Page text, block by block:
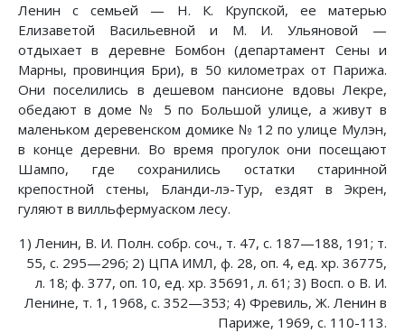
Ленин с семьей — Н. К. Крупской, ее матерью
Елизаветой Васильевной и М. И. Ульяновой —
отдыхает в деревне Бомбон (департамент Сены и
Марны, провинция Бри), в 50 километрах от Парижа.
Они поселились в дешевом пансионе вдовы Лекре,
обедают в доме № 5 по Большой улице, а живут в
маленьком деревенском домике № 12 по улице Мулэн,
в конце деревни. Во время прогулок они посещают
Шампо, где сохранились остатки старинной
крепостной стены, Бланди-лэ-Тур, ездят в Экрен,
гуляют в вилльфермуаском лесу.
1) Ленин, В. И. Полн. собр. соч., т. 47, с. 187—188, 191; т.
55, с. 295—296; 2) ЦПА ИМЛ, ф. 28, оп. 4, ед. хр. 36775,
л. 18; ф. 377, оп. 10, ед. хр. 35691, л. 61; 3) Восп. о В. И.
Ленине, т. 1, 1968, с. 352—353; 4) Фревиль, Ж. Ленин в
Париже, 1969, с. 110-113.